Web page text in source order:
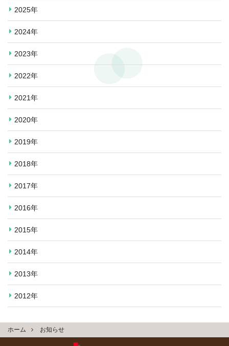
2025年
2024年
2023年
2022年
2021年
2020年
2019年
2018年
2017年
2016年
2015年
2014年
2013年
2012年
ホーム お知らせ